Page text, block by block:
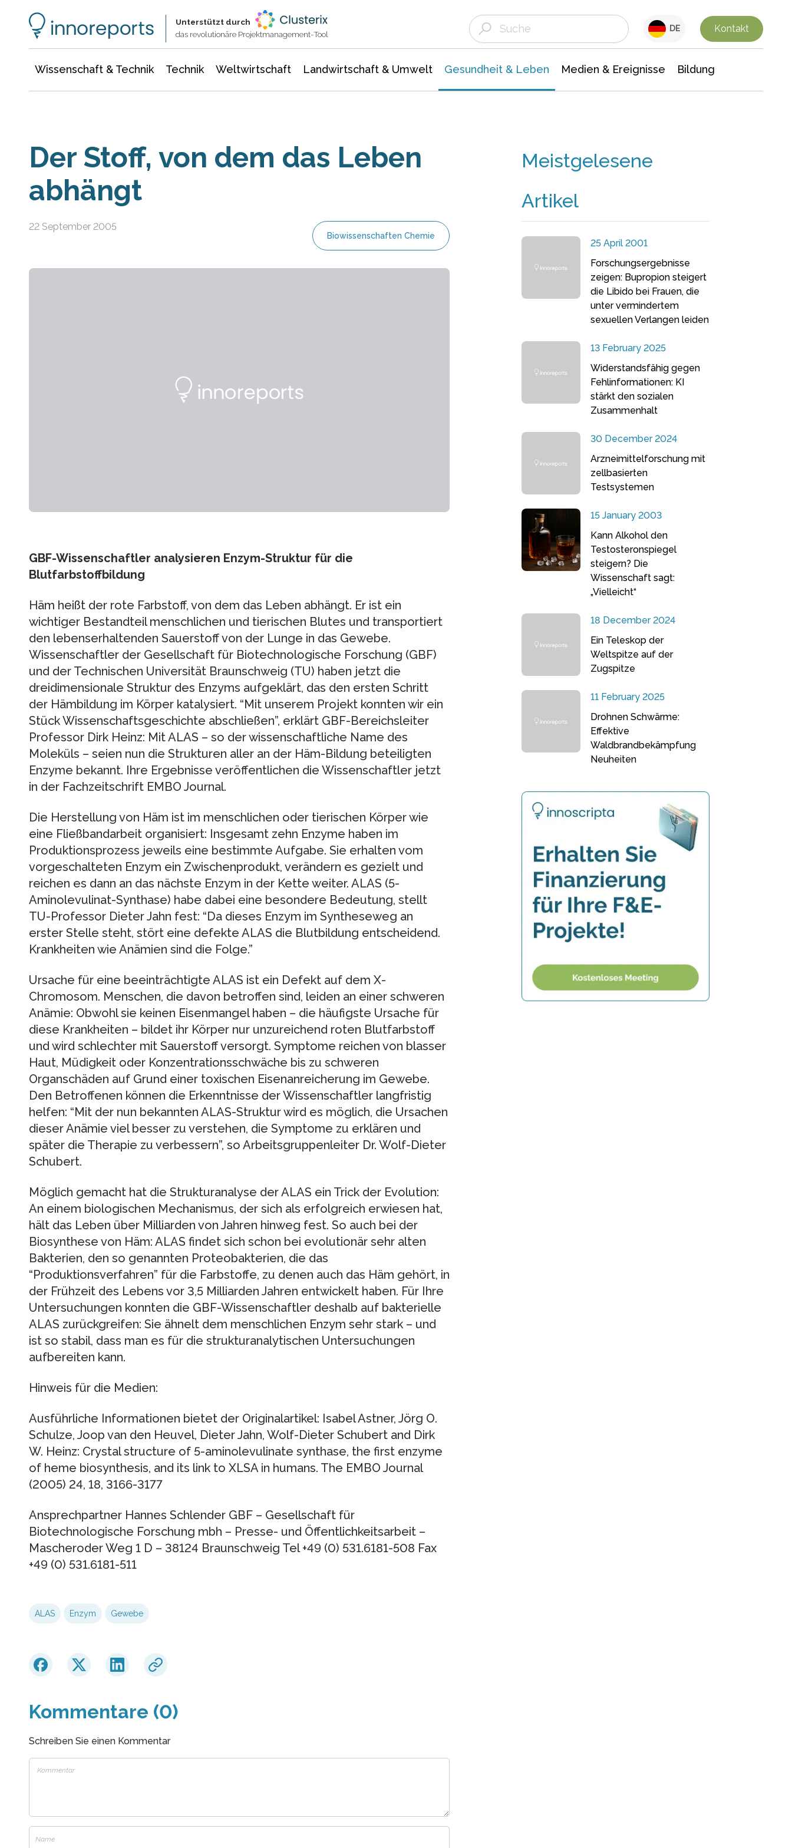
Unterstützt durch
das revolutionäre Projektmanagement-Tool
DE Kontakt
Wissenschaft & Technik Technik Weltwirtschaft Landwirtschaft & Umwelt Gesundheit & Leben Medien & Ereignisse Bildung
Der Stoff, von dem das Leben
abhängt
22 September 2005
Biowissenschaften Chemie
GBF-Wissenschaftler analysieren Enzym-Struktur für die
Blutfarbstoffbildung
Häm heißt der rote Farbstoff, von dem das Leben abhängt. Er ist ein
wichtiger Bestandteil menschlichen und tierischen Blutes und transportiert
den lebenserhaltenden Sauerstoff von der Lunge in das Gewebe.
Wissenschaftler der Gesellschaft für Biotechnologische Forschung (GBF)
und der Technischen Universität Braunschweig (TU) haben jetzt die
dreidimensionale Struktur des Enzyms aufgeklärt, das den ersten Schritt
der Hämbildung im Körper katalysiert. “Mit unserem Projekt konnten wir ein
Stück Wissenschaftsgeschichte abschließen”, erklärt GBF-Bereichsleiter
Professor Dirk Heinz: Mit ALAS – so der wissenschaftliche Name des
Moleküls – seien nun die Strukturen aller an der Häm-Bildung beteiligten
Enzyme bekannt. Ihre Ergebnisse veröffentlichen die Wissenschaftler jetzt
in der Fachzeitschrift EMBO Journal.
Die Herstellung von Häm ist im menschlichen oder tierischen Körper wie
eine Fließbandarbeit organisiert: Insgesamt zehn Enzyme haben im
Produktionsprozess jeweils eine bestimmte Aufgabe. Sie erhalten vom
vorgeschalteten Enzym ein Zwischenprodukt, verändern es gezielt und
reichen es dann an das nächste Enzym in der Kette weiter. ALAS (5-
Aminolevulinat-Synthase) habe dabei eine besondere Bedeutung, stellt
TU-Professor Dieter Jahn fest: “Da dieses Enzym im Syntheseweg an
erster Stelle steht, stört eine defekte ALAS die Blutbildung entscheidend.
Krankheiten wie Anämien sind die Folge.”
Ursache für eine beeinträchtigte ALAS ist ein Defekt auf dem X-
Chromosom. Menschen, die davon betroffen sind, leiden an einer schweren
Anämie: Obwohl sie keinen Eisenmangel haben – die häufigste Ursache für
diese Krankheiten – bildet ihr Körper nur unzureichend roten Blutfarbstoff
und wird schlechter mit Sauerstoff versorgt. Symptome reichen von blasser
Haut, Müdigkeit oder Konzentrationsschwäche bis zu schweren
Organschäden auf Grund einer toxischen Eisenanreicherung im Gewebe.
Den Betroffenen können die Erkenntnisse der Wissenschaftler langfristig
helfen: “Mit der nun bekannten ALAS-Struktur wird es möglich, die Ursachen
dieser Anämie viel besser zu verstehen, die Symptome zu erklären und
später die Therapie zu verbessern”, so Arbeitsgruppenleiter Dr. Wolf-Dieter
Schubert.
Möglich gemacht hat die Strukturanalyse der ALAS ein Trick der Evolution:
An einem biologischen Mechanismus, der sich als erfolgreich erwiesen hat,
hält das Leben über Milliarden von Jahren hinweg fest. So auch bei der
Biosynthese von Häm: ALAS findet sich schon bei evolutionär sehr alten
Bakterien, den so genannten Proteobakterien, die das
“Produktionsverfahren” für die Farbstoffe, zu denen auch das Häm gehört, in
der Frühzeit des Lebens vor 3,5 Milliarden Jahren entwickelt haben. Für Ihre
Untersuchungen konnten die GBF-Wissenschaftler deshalb auf bakterielle
ALAS zurückgreifen: Sie ähnelt dem menschlichen Enzym sehr stark – und
ist so stabil, dass man es für die strukturanalytischen Untersuchungen
aufbereiten kann.
Hinweis für die Medien:
Ausführliche Informationen bietet der Originalartikel: Isabel Astner, Jörg O.
Schulze, Joop van den Heuvel, Dieter Jahn, Wolf-Dieter Schubert and Dirk
W. Heinz: Crystal structure of 5-aminolevulinate synthase, the first enzyme
of heme biosynthesis, and its link to XLSA in humans. The EMBO Journal
(2005) 24, 18, 3166-3177
Ansprechpartner Hannes Schlender GBF – Gesellschaft für
Biotechnologische Forschung mbh – Presse- und Öffentlichkeitsarbeit –
Mascheroder Weg 1 D – 38124 Braunschweig Tel +49 (0) 531.6181-508 Fax
+49 (0) 531.6181-511
ALAS Enzym Gewebe
Kommentare (0)
Schreiben Sie einen Kommentar
Meistgelesene
Artikel
25 April 2001
Forschungsergebnisse
zeigen: Bupropion steigert
die Libido bei Frauen, die
unter vermindertem
sexuellen Verlangen leiden
13 February 2025
Widerstandsfähig gegen
Fehlinformationen: KI
stärkt den sozialen
Zusammenhalt
30 December 2024
Arzneimittelforschung mit
zellbasierten
Testsystemen
15 January 2003
Kann Alkohol den
Testosteronspiegel
steigern? Die
Wissenschaft sagt:
„Vielleicht“
18 December 2024
Ein Teleskop der
Weltspitze auf der
Zugspitze
11 February 2025
Drohnen Schwärme:
Effektive
Waldbrandbekämpfung
Neuheiten